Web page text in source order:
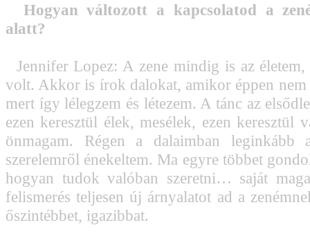
Hogyan változott a kapcsolatod a
alatt?
Jennifer Lopez: A zene mindig is az életem,
volt. Akkor is írok dalokat, amikor éppen nem
mert így lélegzem és létezem. A tánc az
ezen keresztül élek, mesélek, ezen keresztül
önmagam. Régen a dalaimban leginkább
szerelemről énekeltem. Ma egyre többet
hogyan tudok valóban szeretni… saját
felismerés teljesen új árnyalatot ad a
őszintébbet, igazibbat.